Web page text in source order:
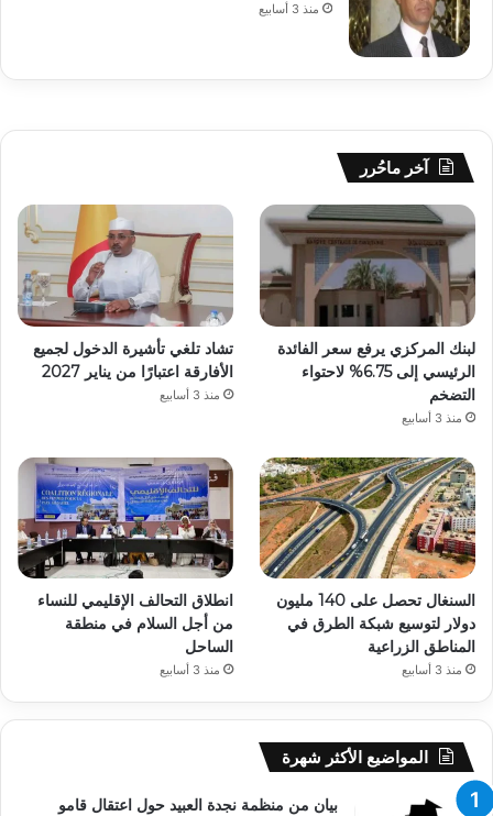
منذ 3 أسابيع
آخر ماحُرر
لبنك المركزي يرفع سعر الفائدة
الرئيسي إلى 6.75% لاحتواء
التضخم
منذ 3 أسابيع
تشاد تلغي تأشيرة الدخول لجميع
الأفارقة اعتبارًا من يناير 2027
منذ 3 أسابيع
السنغال تحصل على 140 مليون
دولار لتوسيع شبكة الطرق في
المناطق الزراعية
منذ 3 أسابيع
انطلاق التحالف الإقليمي للنساء
من أجل السلام في منطقة
الساحل
منذ 3 أسابيع
المواضيع الأكثر شهرة
بيان من منظمة نجدة العبيد حول اعتقال قامو